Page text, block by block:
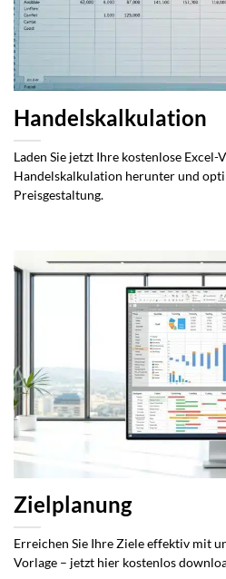
Handelskalkulation
Laden Sie jetzt Ihre kostenlose
Handelskalkulation herunter und
Preisgestaltung.
Zielplanung
Erreichen Sie Ihre Ziele effektiv mit
Vorlage – jetzt hier kostenlos